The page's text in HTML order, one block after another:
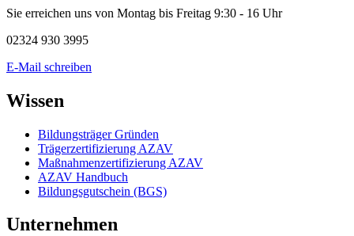
Sie erreichen uns von Montag bis Freitag 9:30 - 16 Uhr
02324 930 3995
E-Mail schreiben
Wissen
Bildungsträger Gründen
Trägerzertifizierung AZAV
Maßnahmenzertifizierung AZAV
AZAV Handbuch
Bildungsgutschein (BGS)
Unternehmen